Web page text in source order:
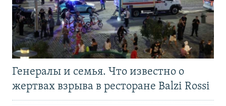
Генералы и семья. Что известно о
жертвах взрыва в ресторане Balzi Rossi